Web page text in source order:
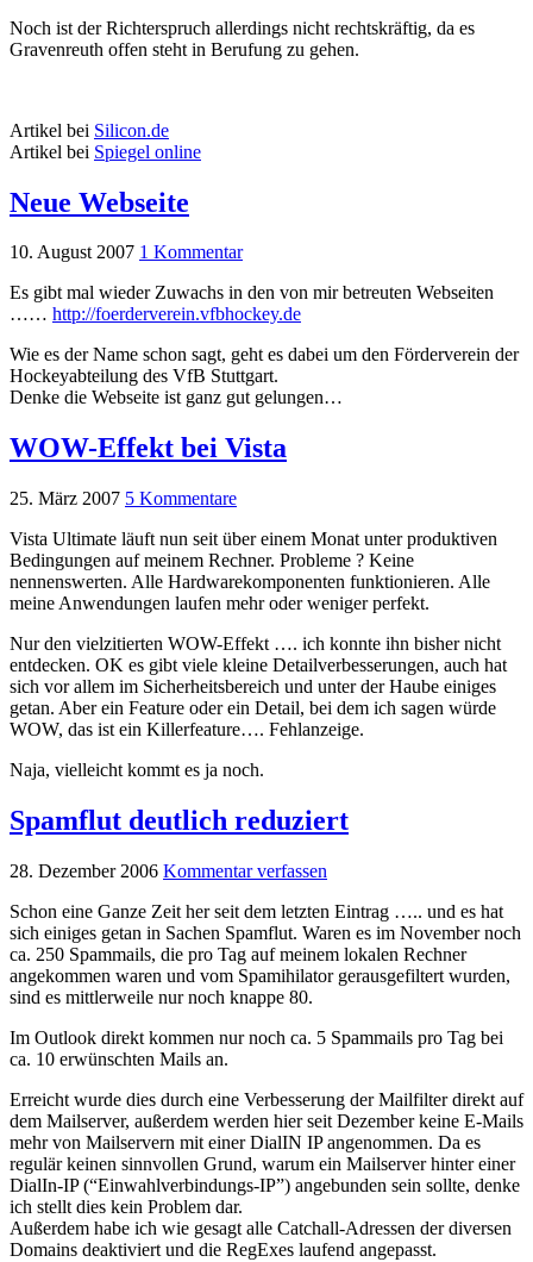
Noch ist der Richterspruch allerdings nicht rechtskräftig, da es
Gravenreuth offen steht in Berufung zu gehen.
Artikel bei Silicon.de
Artikel bei Spiegel online
Neue Webseite
10. August 2007 1 Kommentar
Es gibt mal wieder Zuwachs in den von mir betreuten Webseiten
…… http://foerderverein.vfbhockey.de
Wie es der Name schon sagt, geht es dabei um den Förderverein der
Hockeyabteilung des VfB Stuttgart.
Denke die Webseite ist ganz gut gelungen…
WOW-Effekt bei Vista
25. März 2007 5 Kommentare
Vista Ultimate läuft nun seit über einem Monat unter produktiven
Bedingungen auf meinem Rechner. Probleme ? Keine
nennenswerten. Alle Hardwarekomponenten funktionieren. Alle
meine Anwendungen laufen mehr oder weniger perfekt.
Nur den vielzitierten WOW-Effekt …. ich konnte ihn bisher nicht
entdecken. OK es gibt viele kleine Detailverbesserungen, auch hat
sich vor allem im Sicherheitsbereich und unter der Haube einiges
getan. Aber ein Feature oder ein Detail, bei dem ich sagen würde
WOW, das ist ein Killerfeature…. Fehlanzeige.
Naja, vielleicht kommt es ja noch.
Spamflut deutlich reduziert
28. Dezember 2006 Kommentar verfassen
Schon eine Ganze Zeit her seit dem letzten Eintrag ….. und es hat
sich einiges getan in Sachen Spamflut. Waren es im November noch
ca. 250 Spammails, die pro Tag auf meinem lokalen Rechner
angekommen waren und vom Spamihilator gerausgefiltert wurden,
sind es mittlerweile nur noch knappe 80.
Im Outlook direkt kommen nur noch ca. 5 Spammails pro Tag bei
ca. 10 erwünschten Mails an.
Erreicht wurde dies durch eine Verbesserung der Mailfilter direkt auf
dem Mailserver, außerdem werden hier seit Dezember keine E-Mails
mehr von Mailservern mit einer DialIN IP angenommen. Da es
regulär keinen sinnvollen Grund, warum ein Mailserver hinter einer
DialIn-IP (“Einwahlverbindungs-IP”) angebunden sein sollte, denke
ich stellt dies kein Problem dar.
Außerdem habe ich wie gesagt alle Catchall-Adressen der diversen
Domains deaktiviert und die RegExes laufend angepasst.